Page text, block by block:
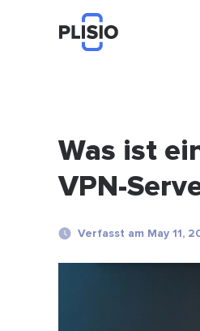
Was ist
VPN-
Verfasst am May 11,